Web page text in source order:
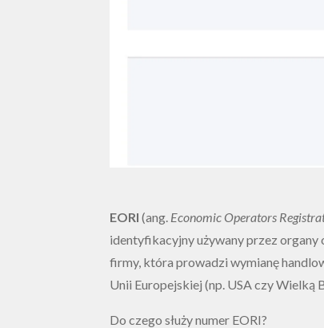
EORI (ang. Economic Operators
identyfikacyjny używany przez organy
firmy, która prowadzi wymianę
Unii Europejskiej (np. USA czy Wielką
Do czego służy numer EORI?